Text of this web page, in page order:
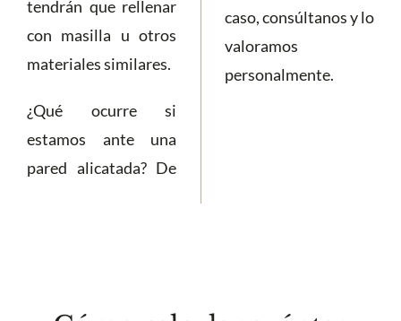
tendrán que rellenar
con masilla u otros
materiales similares.
¿Qué ocurre si
estamos ante una
pared alicatada? De
caso, consúltanos y lo
valoramos
personalmente.